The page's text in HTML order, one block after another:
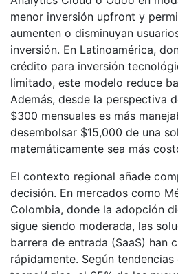
menor inversión upfront y
aumenten o disminuyan
inversión. En Latinoamérica,
crédito para inversión
limitado, este modelo reduce
Además, desde la perspectiva
$300 mensuales es más
desembolsar $15,000 de una
matemáticamente sea más
El contexto regional añade
decisión. En mercados como
Colombia, donde la adopción
sigue siendo moderada, las
barrera de entrada (SaaS) han
rápidamente. Según